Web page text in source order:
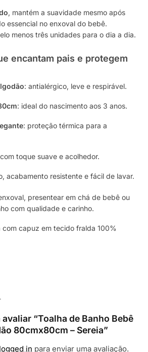
, mantém a suavidade mesmo após
essencial no enxoval do bebê.
menos três unidades para o dia a dia.
encantam pais e protegem
: antialérgico, leve e respirável.
: ideal do nascimento aos 3 anos.
: proteção térmica para a
com toque suave e acolhedor.
acabamento resistente e fácil de lavar.
presentear em chá de bebê ou
com qualidade e carinho.
capuz em tecido fralda 100%
“Toalha de Banho Bebê
80cmx80cm – Sereia”
logged in para enviar uma avaliação.